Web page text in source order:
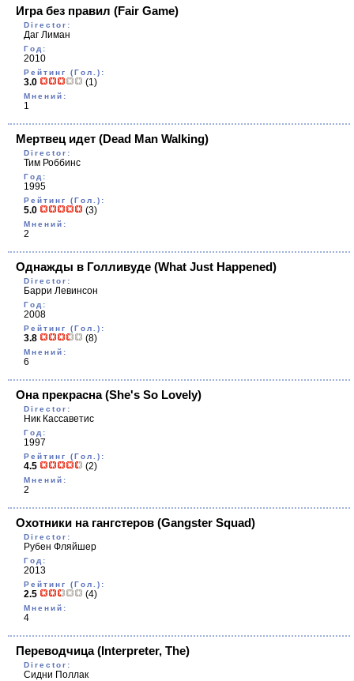
Игра без правил (Fair Game)
Director:
Даг Лиман
Год:
2010
Рейтинг (Гол.):
3.0 (1)
Мнений:
1
Мертвец идет (Dead Man Walking)
Director:
Тим Роббинс
Год:
1995
Рейтинг (Гол.):
5.0 (3)
Мнений:
2
Однажды в Голливуде (What Just Happened)
Director:
Барри Левинсон
Год:
2008
Рейтинг (Гол.):
3.8 (8)
Мнений:
6
Она прекрасна(She's So Lovely)
Director:
Ник Кассаветис
Год:
1997
Рейтинг (Гол.):
4.5 (2)
Мнений:
2
Охотники на гангстеров (Gangster Squad)
Director:
Рубен Фляйшер
Год:
2013
Рейтинг (Гол.):
2.5 (4)
Мнений:
4
Переводчица(Interpreter, The)
Director:
Сидни Поллак